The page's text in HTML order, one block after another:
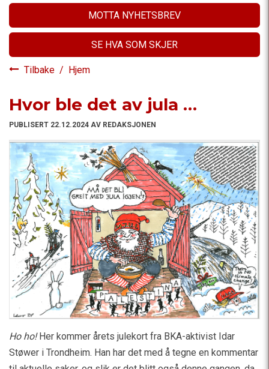
MOTTA NYHETSBREV
SE HVA SOM SKJER
Tilbake / Hjem
Hvor ble det av jula …
PUBLISERT 22.12.2024 AV REDAKSJONEN
Ho ho!Her kommer årets julekort fra BKA-aktivist Idar
Støwer i Trondheim. Han har det med å tegne en kommentar